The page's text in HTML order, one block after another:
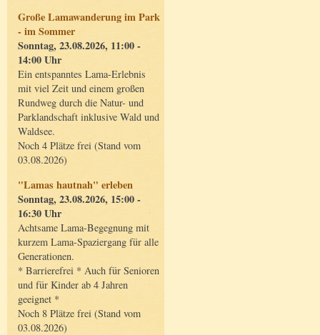
Große Lamawanderung im Park
- im Sommer
Sonntag, 23.08.2026, 11:00 -
14:00 Uhr
Ein entspanntes Lama-Erlebnis
mit viel Zeit und einem großen
Rundweg durch die Natur- und
Parklandschaft inklusive Wald und
Waldsee.
Noch 4 Plätze frei (Stand vom
03.08.2026)
"Lamas hautnah" erleben
Sonntag, 23.08.2026, 15:00 -
16:30 Uhr
Achtsame Lama-Begegnung mit
kurzem Lama-Spaziergang für alle
Generationen.
* Barrierefrei * Auch für Senioren
und für Kinder ab 4 Jahren
geeignet *
Noch 8 Plätze frei (Stand vom
03.08.2026)